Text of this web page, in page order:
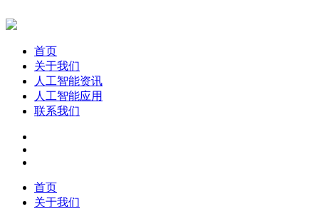
首页
关于我们
人工智能资讯
人工智能应用
联系我们
首页
关于我们